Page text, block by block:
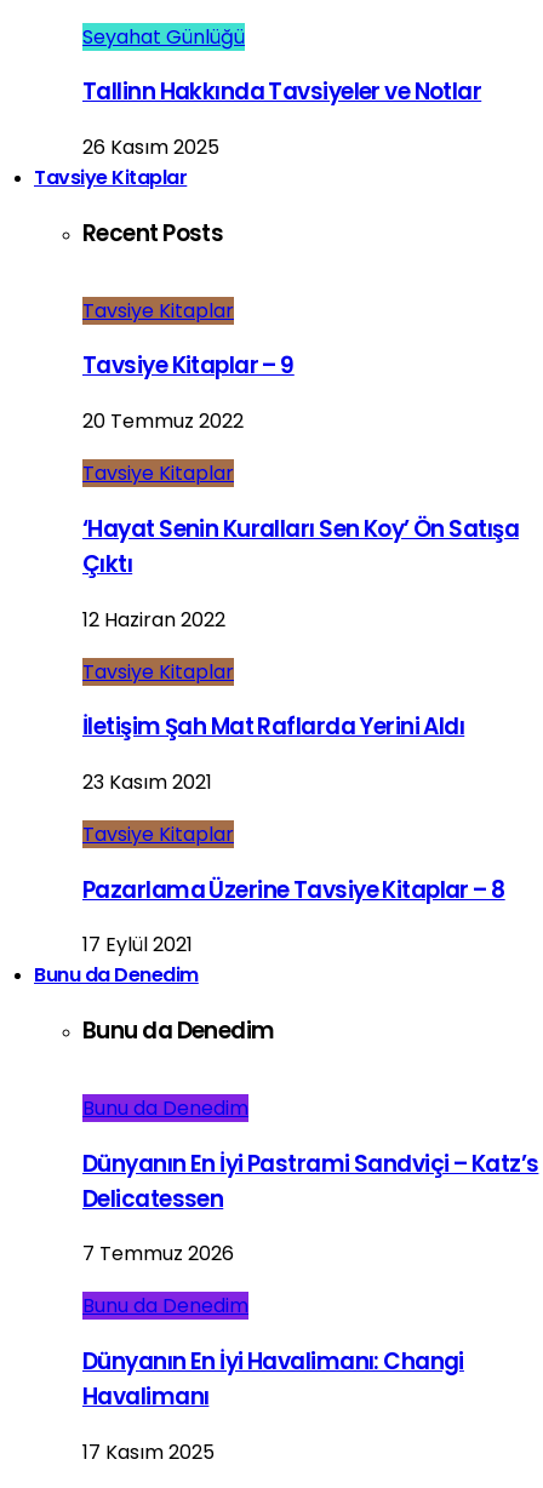
Seyahat Günlüğü
Tallinn Hakkında Tavsiyeler ve Notlar
26 Kasım 2025
Tavsiye Kitaplar
Recent Posts
Tavsiye Kitaplar
Tavsiye Kitaplar – 9
20 Temmuz 2022
Tavsiye Kitaplar
‘Hayat Senin Kuralları Sen Koy’ Ön Satışa
Çıktı
12 Haziran 2022
Tavsiye Kitaplar
İletişim Şah Mat Raflarda Yerini Aldı
23 Kasım 2021
Tavsiye Kitaplar
Pazarlama Üzerine Tavsiye Kitaplar – 8
17 Eylül 2021
Bunu da Denedim
Bunu da Denedim
Bunu da Denedim
Dünyanın En İyi Pastrami Sandviçi – Katz’s
Delicatessen
7 Temmuz 2026
Bunu da Denedim
Dünyanın En İyi Havalimanı: Changi
Havalimanı
17 Kasım 2025